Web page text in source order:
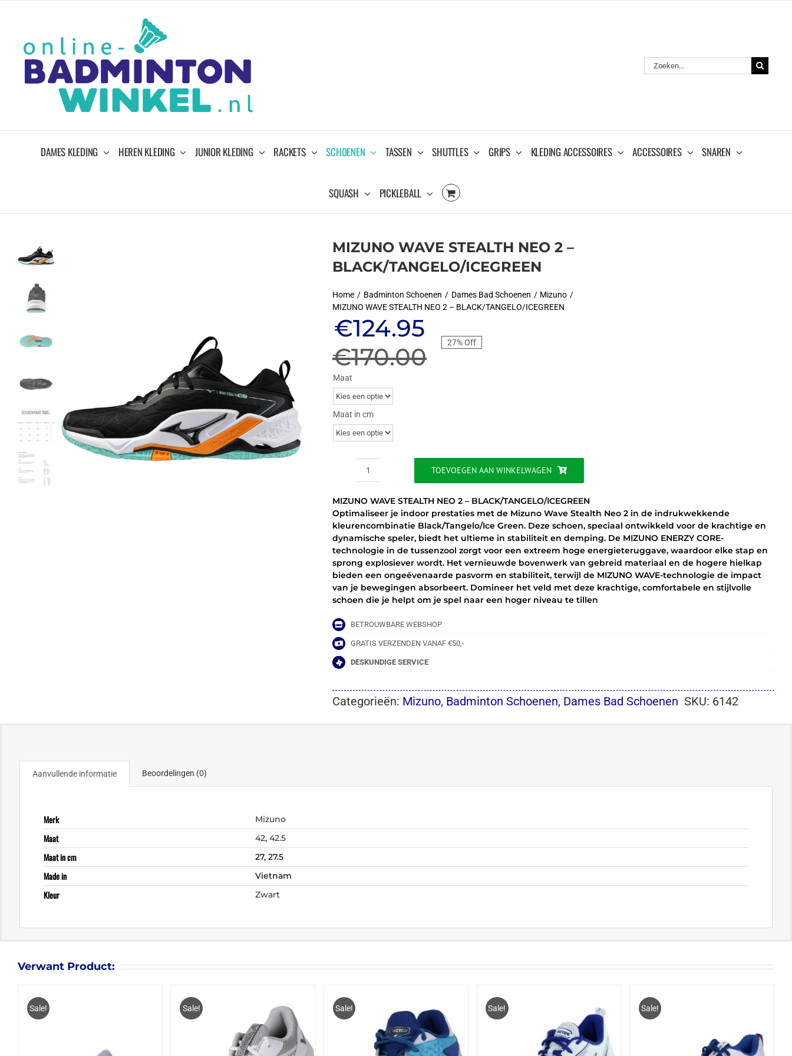
Zoeken
naar:
DAMES KLEDING HEREN KLEDING JUNIOR KLEDING RACKETS SCHOENEN TASSEN SHUTTLES GRIPS KLEDING ACCESSOIRES ACCESSOIRES SNAREN
SQUASH PICKLEBALL
MIZUNO WAVE STEALTH NEO 2 –
BLACK/TANGELO/ICEGREEN
Home Badminton Schoenen Dames Bad Schoenen
Mizuno
MIZUNO WAVE STEALTH NEO 2 – BLACK/TANGELO/ICEGREEN
€170.00
Oorspronkelijke
prijs
was:
€170.00.
€124.95
Huidige
prijs
is:
€124.95.
27% Off
Maat
Maat in cm
MIZUNO
STEALTH
NEO
2
-
BLACK/TANGELO/ICEGREEN
aantal
TOEVOEGEN AAN WINKELWAGEN
MIZUNO WAVE STEALTH NEO 2 – BLACK/TANGELO/ICEGREEN
Optimaliseer je indoor prestaties met de Mizuno Wave Stealth Neo 2 in de indrukwekkende
kleurencombinatie Black/Tangelo/Ice Green. Deze schoen, speciaal ontwikkeld voor de krachtige en
dynamische speler, biedt het ultieme in stabiliteit en demping. De MIZUNO ENERZY CORE-
technologie in de tussenzool zorgt voor een extreem hoge energieteruggave, waardoor elke stap en
sprong explosiever wordt. Het vernieuwde bovenwerk van gebreid materiaal en de hogere hielkap
bieden een ongeëvenaarde pasvorm en stabiliteit, terwijl de MIZUNO WAVE-technologie de impact
van je bewegingen absorbeert. Domineer het veld met deze krachtige, comfortabele en stijlvolle
schoen die je helpt om je spel naar een hoger niveau te tillen
BETROUWBARE WEBSHOP
GRATIS VERZENDEN VANAF €50,-
DESKUNDIGE SERVICE
Categorieën: Mizuno, Badminton Schoenen, Dames Bad Schoenen SKU: 6142
Aanvullende informatie Beoordelingen (0)
Merk Mizuno
Maat 42, 42.5
Maat in cm 27, 27.5
Made in Vietnam
Kleur Zwart
Verwant Product:
Sale! Sale! Sale! Sale! Sale!